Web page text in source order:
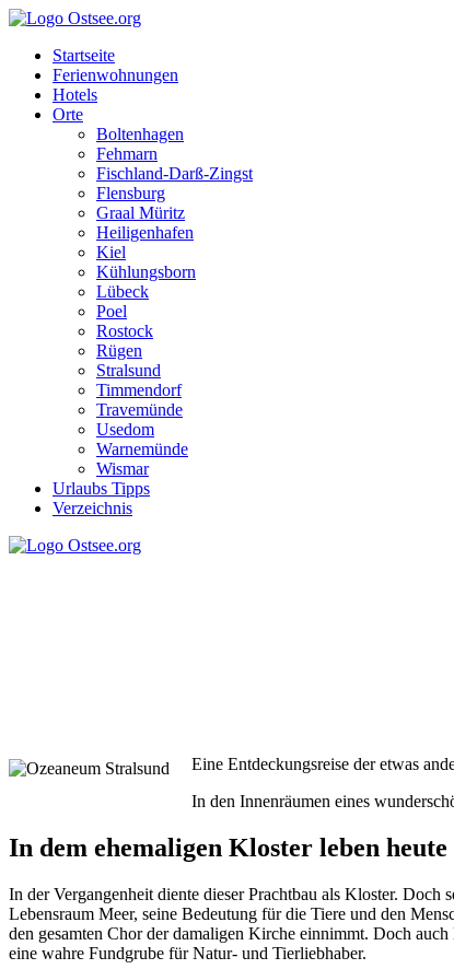
Startseite
Ferienwohnungen
Hotels
Orte
Boltenhagen
Fehmarn
Fischland-Darß-Zingst
Flensburg
Graal Müritz
Heiligenhafen
Kiel
Kühlungsborn
Lübeck
Poel
Rostock
Rügen
Stralsund
Timmendorf
Travemünde
Usedom
Warnemünde
Wismar
Urlaubs Tipps
Verzeichnis
Eine Entdeckungsreise der etwas
In den Innenräumen eines
In dem ehemaligen Kloster leben heute
In der Vergangenheit diente dieser Prachtbau als Kloster. Doch
Lebensraum Meer, seine Bedeutung für die Tiere und den
den gesamten Chor der damaligen Kirche einnimmt. Doch
eine wahre Fundgrube für Natur- und Tierliebhaber.